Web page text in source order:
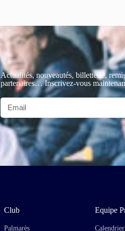
Actualités, nouveautés, billetterie,
partenaires… Inscrivez-vous
Club
Palmarès
Equipe